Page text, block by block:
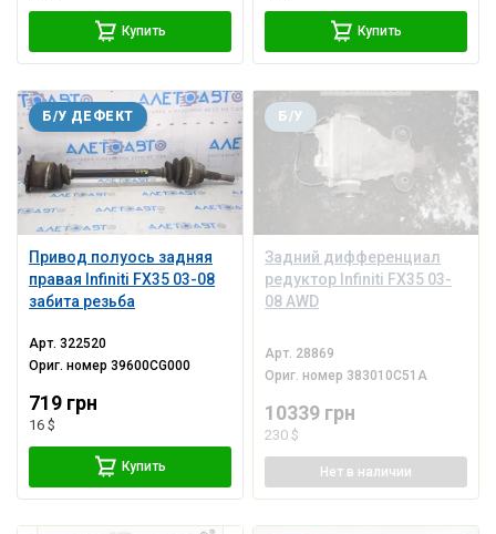
Купить Купить
Привод полуось задняя
правая Infiniti FX35 03-08
забита резьба
Б/У ДЕФЕКТ
Арт.322520
Ориг. номер39600CG000
719 грн
16 $
Купить
Задний дифференциал
редуктор Infiniti FX35 03-
08 AWD
Б/У
Арт. 28869
Ориг. номер 383010C51A
10339 грн
230 $
Нет в наличии